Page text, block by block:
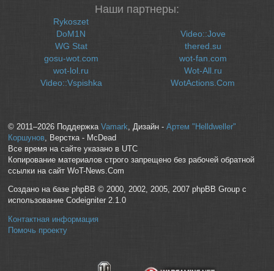
Наши партнеры:
Rykoszet
DoM1N
WG Stat
gosu-wot.com
wot-lol.ru
Video::Vspishka
Video::Jove
thered.su
wot-fan.com
Wot-All.ru
WotActions.Com
© 2011–2026 Поддержка Vamark, Дизайн - Артем "Helldweller"
Коршунов, Верстка - McDead
Все время на сайте указано в UTC
Копирование материалов строго запрещено без рабочей обратной
ссылки на сайт WoT-News.Com
Создано на базе phpBB © 2000, 2002, 2005, 2007 phpBB Group с
использование Codeigniter 2.1.0
Контактная информация
Помочь проекту